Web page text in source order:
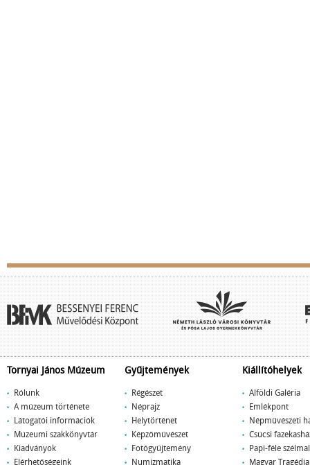
Tornyai János Múzeum
Rólunk
A múzeum története
Látogatói információk
Múzeumi szakkönyvtár
Kiadványok
Elérhetőségeink
Gyűjtemények
Régészet
Néprajz
Helytörténet
Képzőművészet
Fotógyűjtemény
Numizmatika
Kiállítóhelyek
Alföldi Galéria
Emlékpont
Népművészeti
Csúcsi
Papi-féle
Magyar